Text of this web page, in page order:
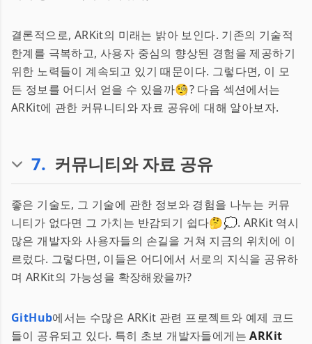
결론적으로, ARKit의 미래는 밝아 보인다. 기존의 기술적
한계를 극복하고, 사용자 중심의 향상된 경험을 제공하기
위한 노력들이 계속되고 있기 때문이다. 그렇다면, 이 모
든 정보를 어디서 얻을 수 있을까🧐? 다음 섹션에서는
ARKit에 관한 커뮤니티와 자료 공유에 대해 알아보자.
7. 커뮤니티와 자료 공유
좋은 기술도, 그 기술에 관한 정보와 경험을 나누는 커뮤
니티가 없다면 그 가치는 반감되기 쉽다🤔💭. ARKit 역시
많은 개발자와 사용자들의 손길을 거쳐 지금의 위치에 이
르렀다. 그렇다면, 이들은 어디에서 서로의 지식을 공유하
며 ARKit의 가능성을 확장해왔을까?
GitHub에서는 수많은 ARKit 관련 프로젝트와 예제 코드
들이 공유되고 있다. 특히 초보 개발자들에게는ARKit